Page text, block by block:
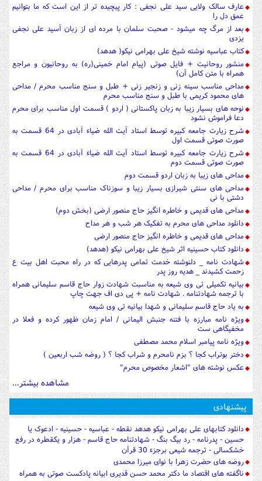
عارف سالک ولایی سید علی نجفی : کار پیچیده تر از این است که ما بتوانیم
عمق دل را
بعد از مرگ چه میشود - صحبت سلمان با مرده ای از زبان آسید علی نجفی
یزدی
کتاب عباسیه نوشته شیخ علی بهرامی نیکو( هدهد)
منشور روحانیت + فایل صوتی (پیام امام خمینی(ره) به روحانیون و مراجع
همراه با متن کامل آن)
مداحی مناسب سینه زنی و زنجیر زنی + طبل و سنج مناسب محرم / مداحی
های محمود کریمی با طبل و سنج مناسب محرم
نوحه های بسیار زیبا به زبان پاکستانی ( اردو ) قسمت اول مناسب برای محرم
دعا فراموش نشود
شرح زیارت جامعه کبیره توسط استاد آیت الله ضیاء آبادی در 64 قسمت به
صورت صوتی قسمت اول
شرح زیارت جامعه کبیره توسط استاد آیت الله ضیاء آبادی در 64 قسمت به
صورت صوتی قسمت دوم
مداحی های زیبا به زبان اردو قسمت دوم
مداحی های سنتی شیرازی بسیار زیبا و سوزناک مناسب برای محرم / مداحی
دشتی با نی
مداحی های قدیمی و خاطره انگیز حاج منصور ارضی (بخش دوم)
دانلود مداحی های محرم به تفکیک هر شب و هر مداح
مداحی های قدیمی و خاطره انگیز حاج منصور ارضی
دانلود کتاب حسینیه اثر شیخ علی بهرامی نیکو (هدهد)
شهادت نامه _ دلنوشته خدمت تمامی پدرهایی که در راه محبت اهل بیت ع
زحمت کشیدند _ هدیه روز پدر
بیانیه تکمیلی تی وی شیعه به مناسبت شهادت زوار حاج قاسم سلیمانی همراه
با ترجمه شهادتنامه . شهادت نامه + پی دی اف جهت چاپ
به یاد حاج قاسم سلیمانی و شهدا بیانیه تی وی شیعه
ویژه نامه مبارزه با فتنه جنبش الیمانی / امام زمان ظهور کرده و فعلا در
مخفیگاهی ست
ویژه نامه پیامبر اسلام محمد مصطفی
دختر بوتراب کجا ؟ بزم نامحرم و شراب کجا ؟ ( روضه شب اربعین )
عکس نوشته های "اشعار مخصوص محرم"
مشاهده بیشتر...
پیشنهادی
دانلود کتابهای علی بهرامی نیکو هدهد نقطه - عباسیه - حسینیه - ادعوک یا
حسین - پدرنامه - رد بیگ بنگ - شهادتنامه حاج قاسم - هزار و یکقطره در رفع
خشکسالی - ترجمه شیعی برجزء 30 قرآن
روضه های حضرت زهرا با نوای میرزا محمدی
ناگفته های اقتصاد ما دکتر محمد حسن قدیری ابیانه پادکست صوتی به همراه